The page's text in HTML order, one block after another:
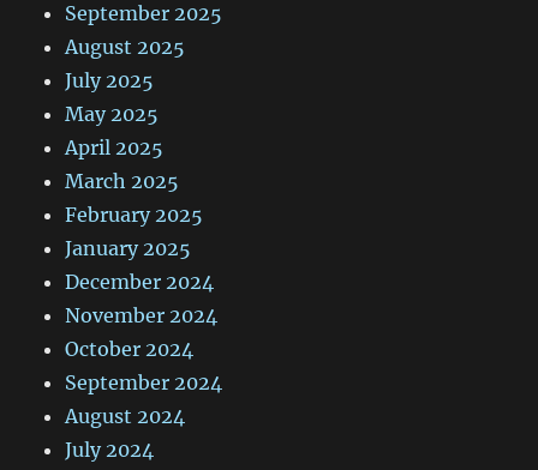
September 2025
August 2025
July 2025
May 2025
April 2025
March 2025
February 2025
January 2025
December 2024
November 2024
October 2024
September 2024
August 2024
July 2024